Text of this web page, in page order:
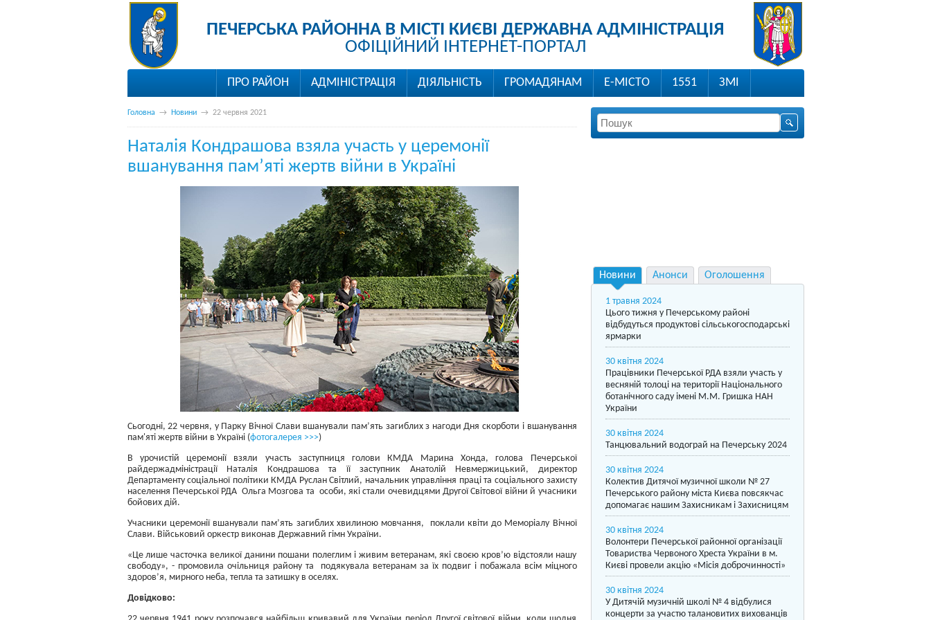
ПЕЧЕРСЬКА РАЙОННА В МІСТІ КИЄВІ ДЕРЖАВНА АДМІНІСТРАЦІЯ
ОФІЦІЙНИЙ ІНТЕРНЕТ-ПОРТАЛ
ПРО РАЙОН АДМІНІСТРАЦІЯ ДІЯЛЬНІСТЬ ГРОМАДЯНАМ Е-МІСТО 1551 ЗМІ
Головна → Новини→ 22 червня 2021
Наталія Кондрашова взяла участь у церемонії
вшанування пам’яті жертв війни в Україні
Сьогодні, 22 червня, у Парку Вічної Слави вшанували пам’ять загиблих з нагоди Дня скорботи і вшанування
пам'яті жертв війни в Україні (фотогалерея >>>)
В урочистій церемонії взяли участь заступниця голови КМДА Марина Хонда, голова Печерської
райдержадміністрації Наталія Кондрашова та її заступник Анатолій Невмержицький, директор
Департаменту соціальної політики КМДА Руслан Світлий, начальник управління праці та соціального захисту
населення Печерської РДА Ольга Мозгова та особи, які стали очевидцями Другої Світової війни й учасники
бойових дій.
Учасники церемонії вшанували пам’ять загиблих хвилиною мовчання, поклали квіти до Меморіалу Вічної
Слави. Військовий оркестр виконав Державний гімн України.
«Це лише часточка великої данини пошани полеглим і живим ветеранам, які своєю кров’ю відстояли нашу
свободу», - промовила очільниця району та подякувала ветеранам за їх подвиг і побажала всім міцного
здоров’я, мирного неба, тепла та затишку в оселях.
Довідково:
Новини Анонси Оголошення
1 травня 2024
Цього тижня у Печерському районі
відбудуться продуктові сільськогосподарські
ярмарки
30 квітня 2024
Працівники Печерської РДА взяли участь у
весняній толоці на території Національного
ботанічного саду імені М.М. Гришка НАН
України
30 квітня 2024
Танцювальний водограй на Печерську 2024
30 квітня 2024
Колектив Дитячої музичної школи № 27
Печерського району міста Києва повсякчас
допомагає нашим Захисникам і Захисницям
30 квітня 2024
Волонтери Печерської районної організації
Товариства Червоного Хреста України в м.
Києві провели акцію «Місія доброчинності»
30 квітня 2024
У Дитячій музичній школі № 4 відбулися
концерти за участю талановитих вихованців